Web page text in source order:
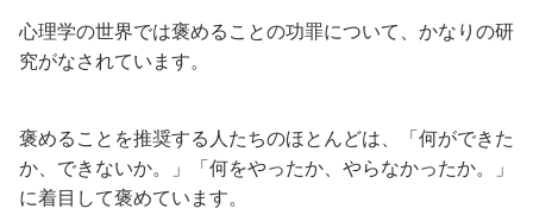
心理学の世界では褒めることの功罪について、かなりの研
究がなされています。
褒めることを推奨する人たちのほとんどは、「何ができた
か、できないか。」「何をやったか、やらなかったか。」
に着目して褒めています。